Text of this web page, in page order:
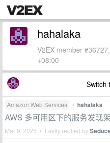
hahalaka
V2EX member
+08:00
Switch
Amazon Web Services • hahalaka
AWS 多可用区下的服务发现
Mar 9, 2025 • Lastly replied by